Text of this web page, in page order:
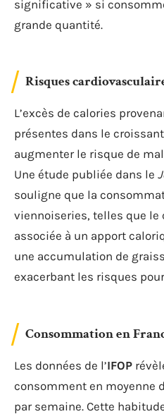
significative » si
grande quantité.
Risques
L’excès de calories
présentes dans le
augmenter le risque de
Une étude publiée dans le
souligne que la
viennoiseries, telles que le
associée à un apport
une accumulation de
exacerbant les risques
Consommation en
Les données de l’IFOP
consomment en moyenne
par semaine. Cette